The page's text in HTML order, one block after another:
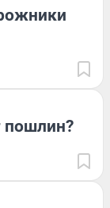
пошлин?